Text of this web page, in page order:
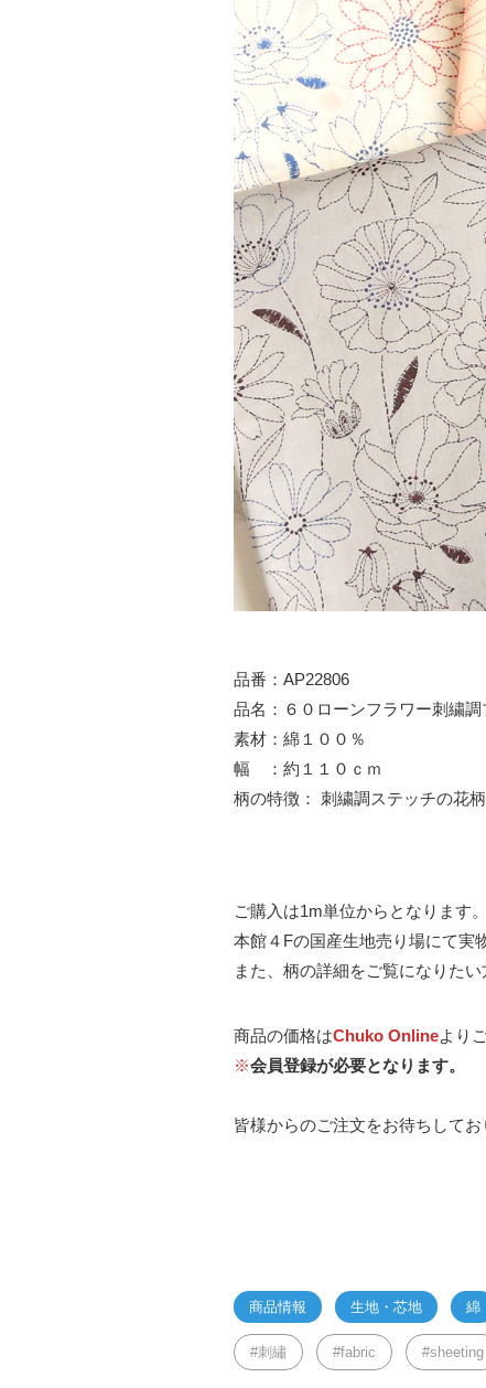
品番：AP22806
品名：６０ローンフラワー刺繍調
素材：綿１００％
幅 ：約１１０ｃｍ
柄の特徴： 刺繍調ステッチの花柄
ご購入は1m単位からとなります。
本館４Fの国産生地売り場にて
また、柄の詳細をご覧になりた
商品の価格はChuko Onlineより
※会員登録が必要となります。
皆様からのご注文をお待ちしてお
商品情報 生地・芯地 綿
刺繡 fabric sheeting